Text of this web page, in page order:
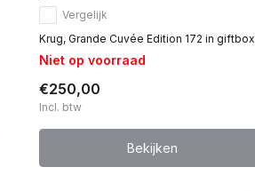
Vergelijk
Krug, Grande Cuvée Edition 172 in giftbox
Niet op voorraad
€250,00
Incl. btw
Bekijken